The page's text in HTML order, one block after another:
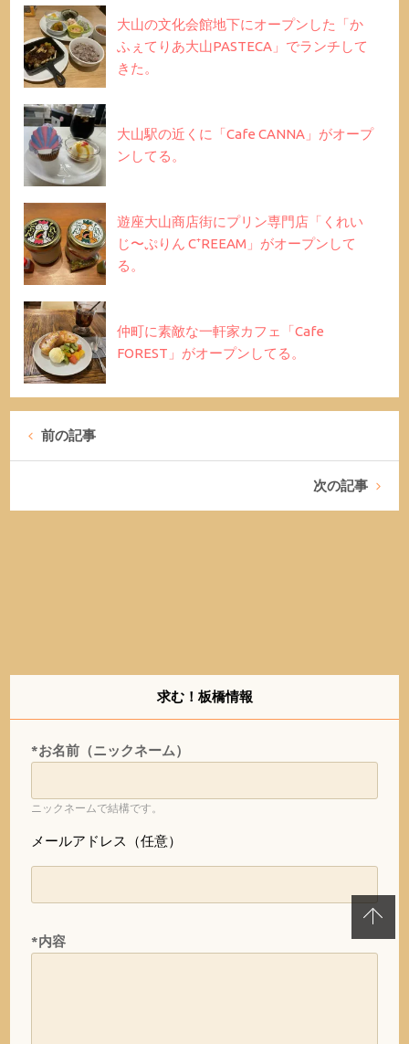
大山の文化会館地下にオープンした「か
ふぇてりあ大山PASTECA」でランチして
きた。
大山駅の近くに「Cafe CANNA」がオープ
ンしてる。
遊座大山商店街にプリン専門店「くれい
じ〜ぷりん C⁺REEAM」がオープンして
る。
仲町に素敵な一軒家カフェ「Cafe
FOREST」がオープンしてる。
前の記事
次の記事
求む！板橋情報
*お名前（ニックネーム）
ニックネームで結構です。
メールアドレス（任意）
*内容